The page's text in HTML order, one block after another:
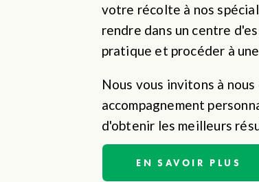
votre récolte à nos
rendre dans un centre
pratique et procéder à
Nous vous invitons à
accompagnement
d'obtenir les meilleurs
EN SAVOIR PLUS